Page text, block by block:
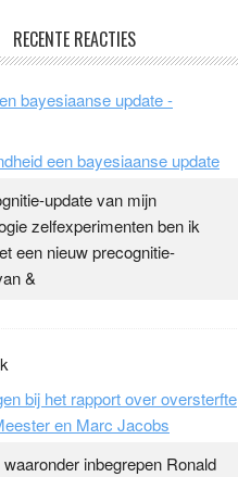
Ward van Beek
hopen ermee hun hartslag te
ze meer zuurstof opnemen.
pleister geen effect. Maar het
meer Pleisterplakkers in de
RECENTE REACTIES
bayesiaanse update -
een bayesiaanse update
update van mijn
zelfexperimenten ben ik
een nieuw precognitie-
&
bij het rapport over oversterfte
en Marc Jacobs
inbegrepen Ronald